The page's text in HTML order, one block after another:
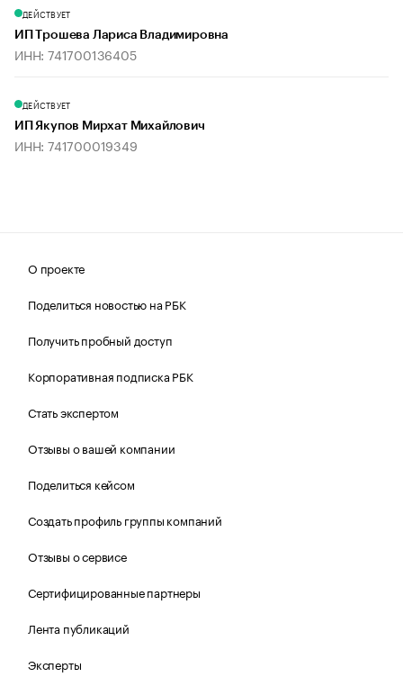
ДЕЙСТВУЕТ
ИП Трошева Лариса Владимировна
ИНН: 741700136405
ДЕЙСТВУЕТ
ИП Якупов Мирхат Михайлович
ИНН: 741700019349
О проекте
Поделиться новостью на РБК
Получить пробный доступ
Корпоративная подписка РБК
Стать экспертом
Отзывы о вашей компании
Поделиться кейсом
Создать профиль группы компаний
Отзывы о сервисе
Сертифицированные партнеры
Лента публикаций
Эксперты